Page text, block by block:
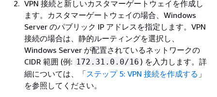
VPN 接続と新しいカスタマーゲートウェイを作成し
ます。カスタマーゲートウェイの場合、Windows
Server のパブリック IP アドレスを指定します。VPN
接続の場合は、静的ルーティングを選択し、
Windows Server が配置されているネットワークの
CIDR 範囲 (例: 172.31.0.0/16 ) を入力します。詳
細については、「ステップ 5: VPN 接続を作成する 」
を参照してください。